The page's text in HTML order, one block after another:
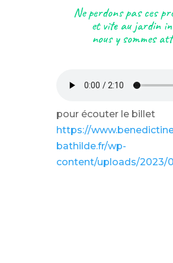
Ne perdons pas ces
et vite au jardin
nous y sommes
pour écouter le billet
https://
bathilde.fr/wp-
content/uploads/2023/